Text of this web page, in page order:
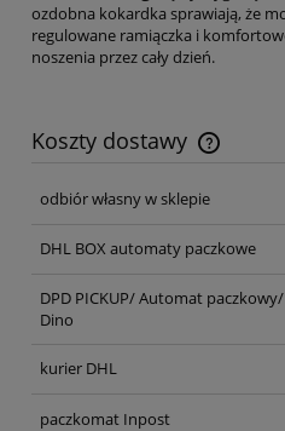
ozdobna kokardka sprawiają, że
regulowane ramiączka i
noszenia przez cały dzień.
Koszty dostawy
Cena nie zawiera ewentualnych
odbiór własny w sklepie
DHL BOX automaty paczkowe
DPD PICKUP/ Automat
Dino
kurier DHL
paczkomat Inpost